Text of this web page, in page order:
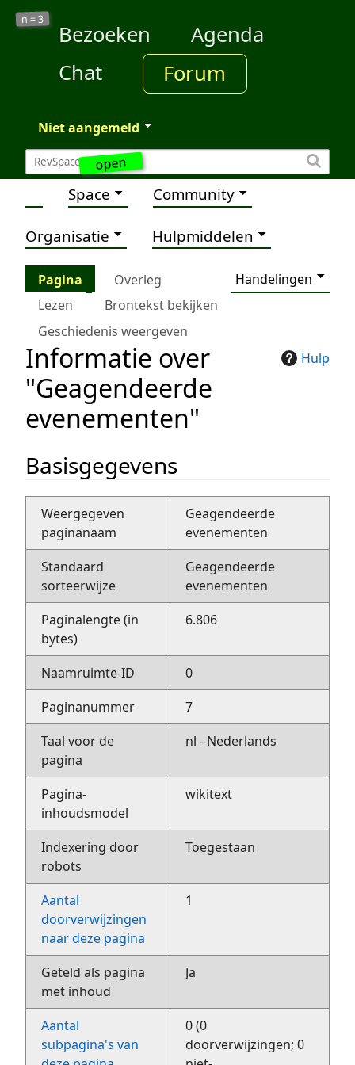
open
n =3
Bezoeken
Agenda
Chat
Forum
Niet aangemeld
Space Community
Organisatie Hulpmiddelen
Pagina Overleg
Handelingen
Lezen
Brontekst bekijken
Geschiedenis weergeven
Hulp
Informatie over
"Geagendeerde
evenementen"
Basisgegevens
Weergegeven
paginanaam
Geagendeerde
evenementen
Standaard
sorteerwijze
Geagendeerde
evenementen
Paginalengte (in
bytes)
6.806
Naamruimte-ID
0
Paginanummer
7
Taal voor de
pagina
nl - Nederlands
Pagina-
inhoudsmodel
wikitext
Indexering door
robots
Toegestaan
Aantal
doorverwijzingen
naar deze pagina
1
Geteld als pagina
met inhoud
Ja
Aantal
subpagina's van
0 (0
doorverwijzingen; 0